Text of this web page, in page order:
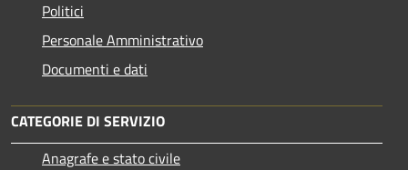
Politici
Personale Amministrativo
Documenti e dati
CATEGORIE DI SERVIZIO
Anagrafe e stato civile